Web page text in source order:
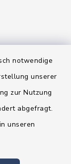
notwendige
unserer
zur Nutzung
abgefragt.
unseren